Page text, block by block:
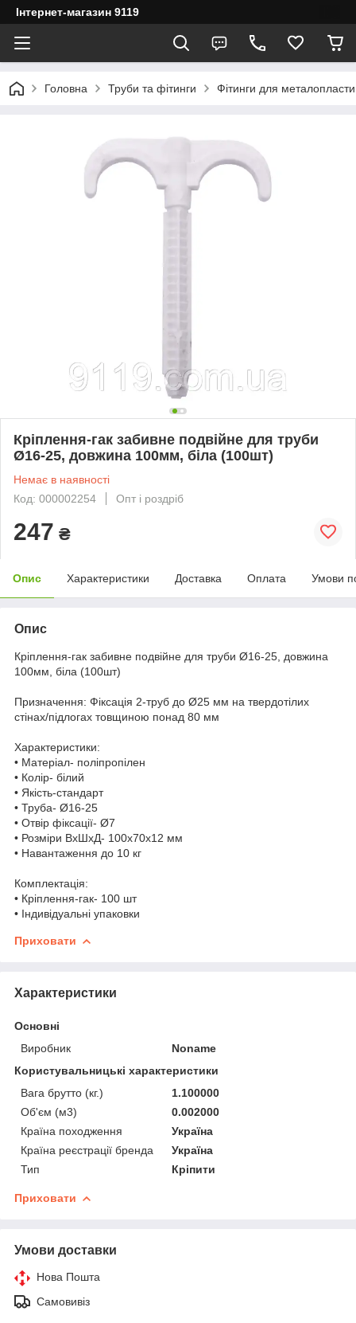
Інтернет-магазин 9119
Головна Труби та фітинги Фітинги для
Кріплення-гак забивне подвійне для труби
Ø16-25, довжина 100мм, біла (100шт)
Немає в наявності
Код: 000002254
Опт і роздріб
247 ₴
Опис Характеристики Доставка Оплата Умови
Опис
Кріплення-гак забивне подвійне для труби Ø16-25, довжина
100мм, біла (100шт)
Призначення: Фіксація 2-труб до Ø25 мм на твердотілих
стінах/підлогах товщиною понад 80 мм
Характеристики:
• Матеріал- поліпропілен
• Колір- білий
• Якість-стандарт
• Труба- Ø16-25
• Отвір фіксації- Ø7
• Розміри ВхШхД- 100x70x12 мм
• Навантаження до 10 кг
Комплектація:
• Кріплення-гак- 100 шт
• Індивідуальні упаковки
Приховати
Характеристики
Основні
Виробник
Noname
Користувальницькі характеристики
Вага брутто (кг.)
1.100000
Об'єм (м3)
0.002000
Країна походження
Україна
Країна реєстрації бренда
Україна
Тип
Кріпити
Приховати
Умови доставки
Нова Пошта
Самовивіз